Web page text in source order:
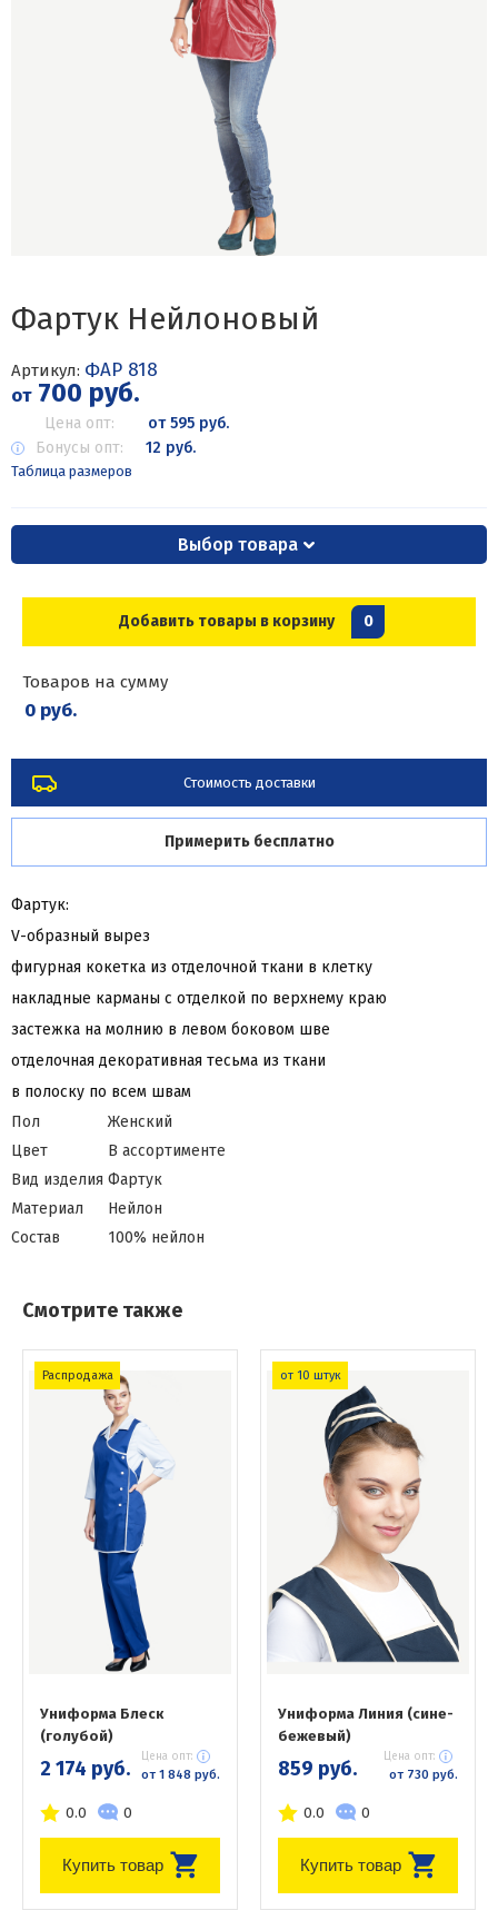
Фартук Нейлоновый
Артикул: ФАР 818
от700 руб.
Цена опт:
от 595 руб.
Бонусы опт:
12 руб.
Таблица размеров
Выбор товара
Добавить товары в корзину 0
Товаров на сумму
0 руб.
Стоимость доставки
Примерить бесплатно
Фартук:
V-образный вырез
фигурная кокетка из отделочной ткани в клетку
накладные карманы с отделкой по верхнему краю
застежка на молнию в левом боковом шве
отделочная декоративная тесьма из ткани
в полоску по всем швам
Пол
Женский
Цвет
В ассортименте
Вид изделия Фартук
Материал
Нейлон
Состав
100% нейлон
Смотрите также
Распродажа
Униформа Блеск
(голубой)
2 174 руб. Цена опт:
от 1 848 руб.
0.0 0
Купить товар
от 10 штук
Униформа Линия (сине-
бежевый)
859 руб. Цена опт:
от 730 руб.
0.0 0
Купить товар